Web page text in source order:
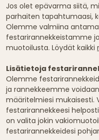
Jos olet epävarma siitä,
parhaiten tapahtumaasi,
Olemme valmiina
festarirannekkeistamme
muotoilusta. Löydät kaikki
Lisätietoja
Olemme
ja rannekkeemme
määritelmiesi mukaisesti.
festarirannekkeesi
on valita jokin
festarirannekkeidesi